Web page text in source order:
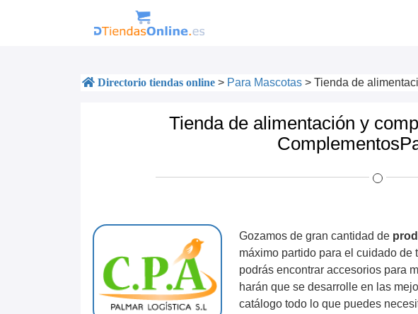
Directorio tiendas online > Para Mascotas > Tienda de
Tienda de alimentación y
Gozamos de gran cantidad de
máximo partido para el cuidado
podrás encontrar accesorios para
harán que se desarrolle en las
catálogo todo lo que puedes